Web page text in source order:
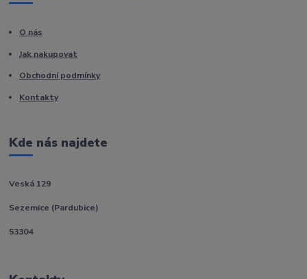
O nás
Jak nakupovat
Obchodní podmínky
Kontakty
Kde nás najdete
Veská 129
Sezemice (Pardubice)
53304